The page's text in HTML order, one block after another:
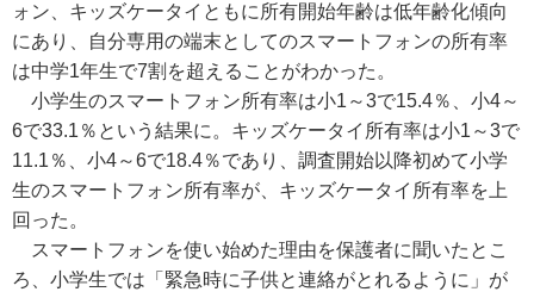
ォン、キッズケータイともに所有開始年齢は低年齢化傾向
にあり、自分専用の端末としてのスマートフォンの所有率
は中学1年生で7割を超えることがわかった。
小学生のスマートフォン所有率は小1～3で15.4％、小4～
6で33.1％という結果に。キッズケータイ所有率は小1～3で
11.1％、小4～6で18.4％であり、調査開始以降初めて小学
生のスマートフォン所有率が、キッズケータイ所有率を上
回った。
スマートフォンを使い始めた理由を保護者に聞いたとこ
ろ、小学生では「緊急時に子供と連絡がとれるように」が